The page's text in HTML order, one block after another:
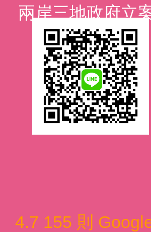
兩岸三地政府立
4.7 155 則